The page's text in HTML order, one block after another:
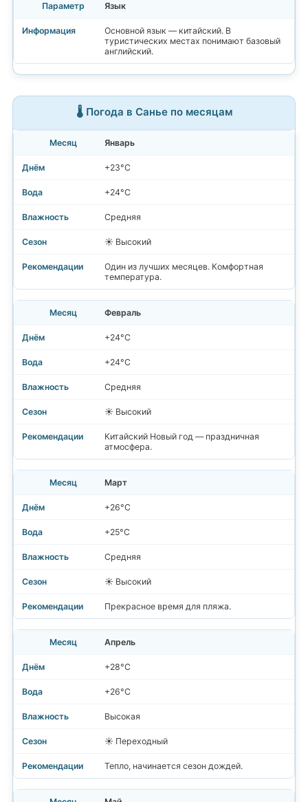
Язык
Основной язык — китайский. В
туристических местах понимают базовый
английский.
🌡️ Погода в Санье по месяцам
Январь
+23°C
+24°C
Средняя
☀️ Высокий
Один из лучших месяцев. Комфортная
температура.
Февраль
+24°C
+24°C
Средняя
☀️ Высокий
Китайский Новый год — праздничная
атмосфера.
Март
+26°C
+25°C
Средняя
☀️ Высокий
Прекрасное время для пляжа.
Апрель
+28°C
+26°C
Высокая
☀️ Переходный
Тепло, начинается сезон дождей.